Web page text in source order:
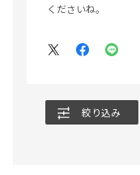
くださいね。
絞り込み